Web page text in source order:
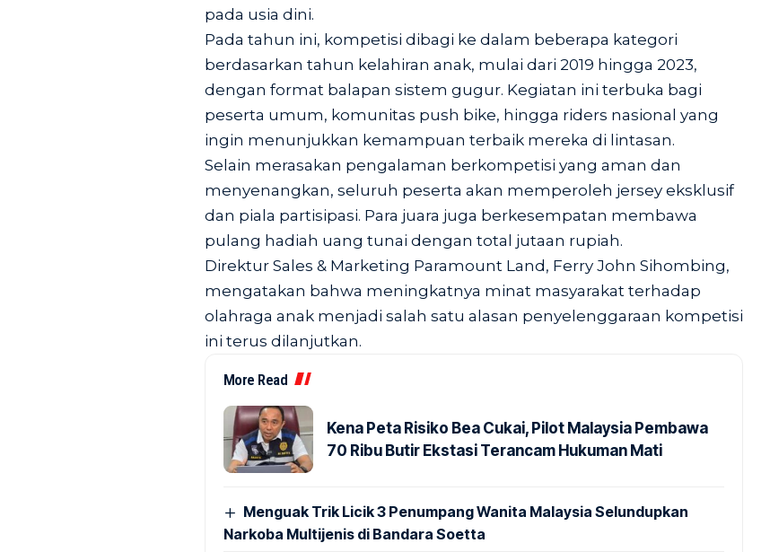
pada usia dini.
Pada tahun ini, kompetisi dibagi ke dalam beberapa kategori
berdasarkan tahun kelahiran anak, mulai dari 2019 hingga 2023,
dengan format balapan sistem gugur. Kegiatan ini terbuka bagi
peserta umum, komunitas push bike, hingga riders nasional yang
ingin menunjukkan kemampuan terbaik mereka di lintasan.
Selain merasakan pengalaman berkompetisi yang aman dan
menyenangkan, seluruh peserta akan memperoleh jersey eksklusif
dan piala partisipasi. Para juara juga berkesempatan membawa
pulang hadiah uang tunai dengan total jutaan rupiah.
Direktur Sales & Marketing Paramount Land, Ferry John Sihombing,
mengatakan bahwa meningkatnya minat masyarakat terhadap
olahraga anak menjadi salah satu alasan penyelenggaraan kompetisi
ini terus dilanjutkan.
More Read
Kena Peta Risiko Bea Cukai, Pilot Malaysia Pembawa
70 Ribu Butir Ekstasi Terancam Hukuman Mati
Menguak Trik Licik 3 Penumpang Wanita Malaysia Selundupkan
Narkoba Multijenis di Bandara Soetta